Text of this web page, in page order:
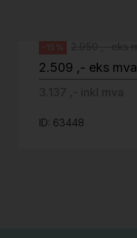
-15%
2.509 ,- eks mva
ID: 63448